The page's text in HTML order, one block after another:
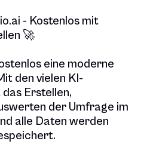
- Kostenlos mit
🚀
eine moderne
den vielen KI-
Erstellen,
der Umfrage im
alle Daten werden